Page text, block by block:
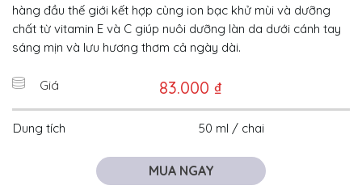
hàng đầu thế giới kết hợp cùng ion bạc khử mùi và dưỡng
chất từ vitamin E và C giúp nuôi dưỡng làn da dưới cánh tay
sáng mịn và lưu hương thơm cả ngày dài.
Giá 83.000 ₫
Dung tích 50 ml / chai
MUA NGAY